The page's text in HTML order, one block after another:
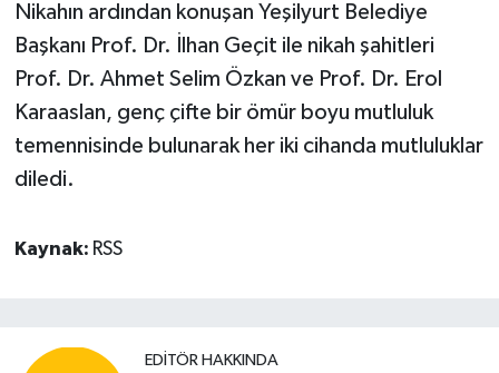
Nikahın ardından konuşan Yeşilyurt Belediye
Başkanı Prof. Dr. İlhan Geçit ile nikah şahitleri
Prof. Dr. Ahmet Selim Özkan ve Prof. Dr. Erol
Karaaslan, genç çifte bir ömür boyu mutluluk
temennisinde bulunarak her iki cihanda mutluluklar
diledi.
Kaynak: RSS
EDITÖR HAKKINDA